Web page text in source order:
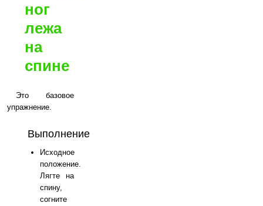
ног
лежа
на
спине
Это базовое
упражнение.
Выполнение
Исходное
положение.
Лягте на
спину,
согните